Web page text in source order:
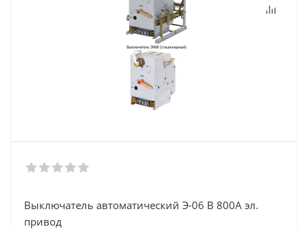
Выключатель автоматический Э-06 В 800А эл.
привод